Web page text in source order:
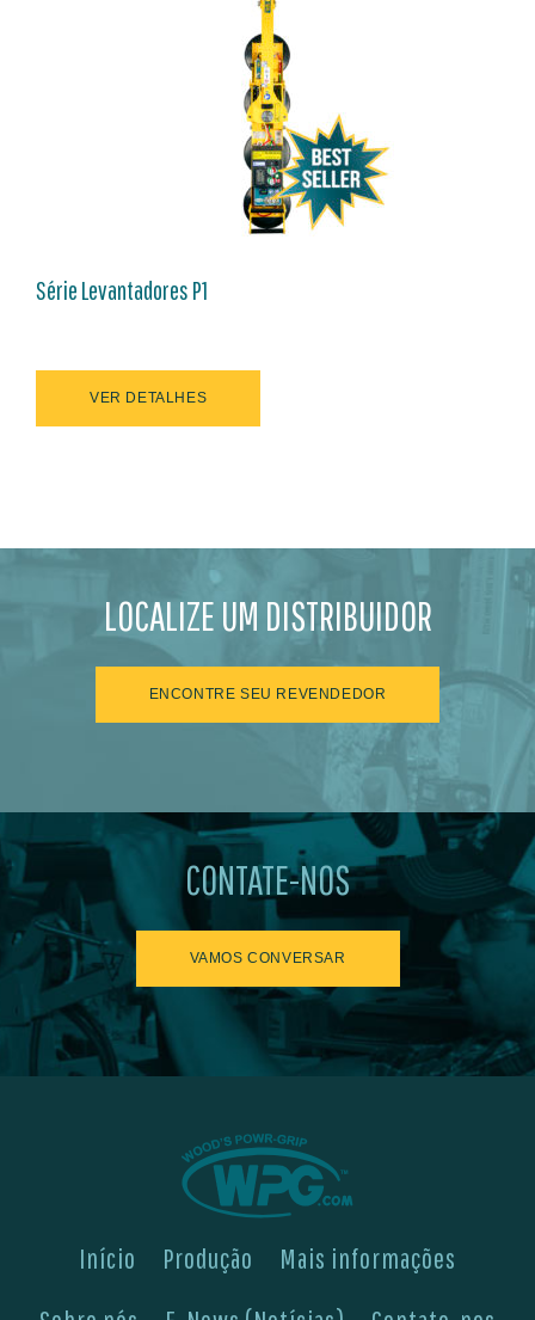
Série Levantadores P1
VER DETALHES
LOCALIZE UM DISTRIBUIDOR
ENCONTRE SEU REVENDEDOR
CONTATE-NOS
VAMOS CONVERSAR
Início Produção
Mais informações